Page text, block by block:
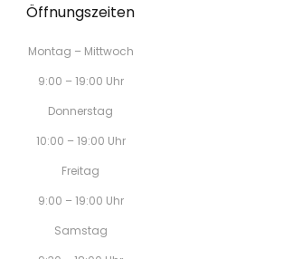
Öffnungszeiten
Montag – Mittwoch
9:00 – 19:00 Uhr
Donnerstag
10:00 – 19:00 Uhr
Freitag
9:00 – 19:00 Uhr
Samstag